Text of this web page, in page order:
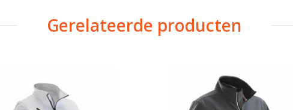
Gerelateerde producten